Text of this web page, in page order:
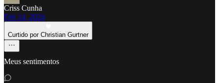
Criss Cunha
Feb 14, 2024
Curtido por Christian Gurtner
Meus sentimentos